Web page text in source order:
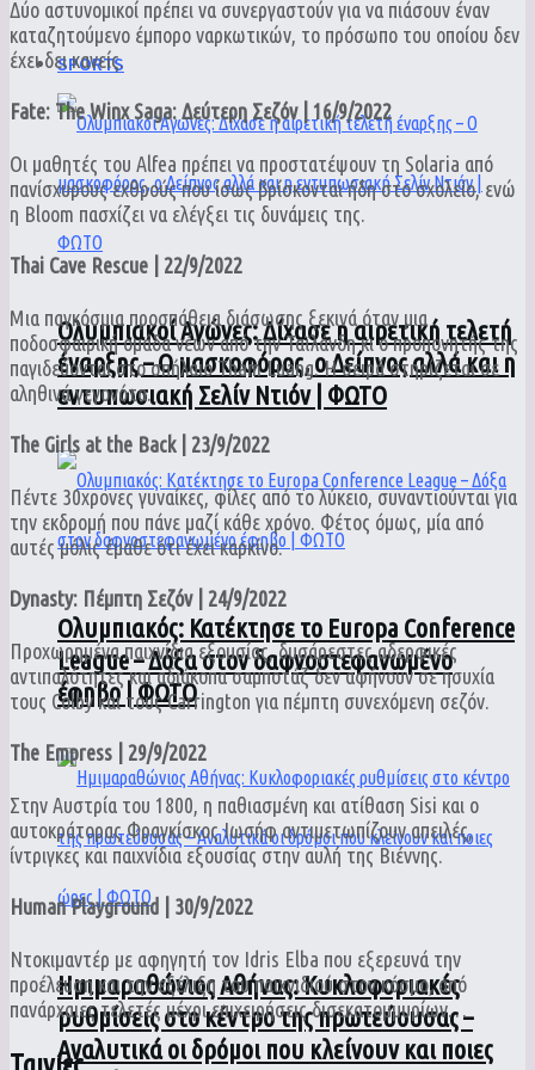
SPORTS
Ολυμπιακοί Αγώνες: Δίχασε η αιρετική τελετή
έναρξης – Ο μασκοφόρος, ο Δείπνος αλλά και η
εντυπωσιακή Σελίν Ντιόν | ΦΩΤΟ
Ολυμπιακός: Κατέκτησε το Europa Conference
League – Δόξα στον δαφνοστεφανωμένο
έφηβο | ΦΩΤΟ
Ημιμαραθώνιος Αθήνας: Κυκλοφοριακές
ρυθμίσεις στο κέντρο της πρωτεύουσας –
Αναλυτικά οι δρόμοι που κλείνουν και ποιες
Δύο αστυνομικοί πρέπει να συνεργαστούν για να πιάσουν έναν
καταζητούμενο έμπορο ναρκωτικών, το πρόσωπο του οποίου δεν
έχει δει κανείς.
Fate: The Winx Saga: Δεύτερη Σεζόν | 16/9/2022
Οι μαθητές του Alfea πρέπει να προστατέψουν τη Solaria από
πανίσχυρους εχθρούς που ίσως βρίσκονται ήδη στο σχολείο, ενώ
η Bloom πασχίζει να ελέγξει τις δυνάμεις της.
Thai Cave Rescue | 22/9/2022
Μια παγκόσμια προσπάθεια διάσωσης ξεκινά όταν μια
ποδοσφαιρική ομάδα νέων από την Ταϊλάνδη κι ο προπονητής της
παγιδεύονται στο σπήλαιο Tham Luang. Η σειρά στηρίζεται σε
αληθινά γεγονότα.
The Girls at the Back | 23/9/2022
Πέντε 30χρονες γυναίκες, φίλες από το λύκειο, συναντιούνται για
την εκδρομή που πάνε μαζί κάθε χρόνο. Φέτος όμως, μία από
αυτές μόλις έμαθε ότι έχει καρκίνο.
Dynasty: Πέμπτη Σεζόν | 24/9/2022
Προχωρημένα παιχνίδια εξουσίας, δυσάρεστες αδερφικές
αντιπαλότητες και αδιάκοπα σαμποτάζ δεν αφήνουν σε ησυχία
τους Colby και τους Carrington για πέμπτη συνεχόμενη σεζόν.
The Empress | 29/9/2022
Στην Αυστρία του 1800, η παθιασμένη και ατίθαση Sisi και ο
αυτοκράτορας Φραγκίσκος Ιωσήφ αντιμετωπίζουν απειλές,
ίντριγκες και παιχνίδια εξουσίας στην αυλή της Βιέννης.
Human Playground | 30/9/2022
Ντοκιμαντέρ με αφηγητή τον Idris Elba που εξερευνά την
προέλευση και την εξέλιξη του παιχνιδιού στον κόσμο, από
πανάρχαιες τελετές μέχρι επιχειρήσεις δισεκατομμυρίων…